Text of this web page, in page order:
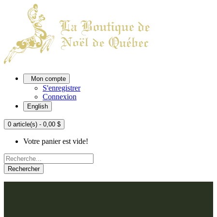
Mon compte
S'enregistrer
Connexion
English
0 article(s) - 0,00 $
Votre panier est vide!
Rechercher